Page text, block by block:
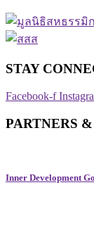
STAY
Facebook-f
PARTNERS
Inner Development